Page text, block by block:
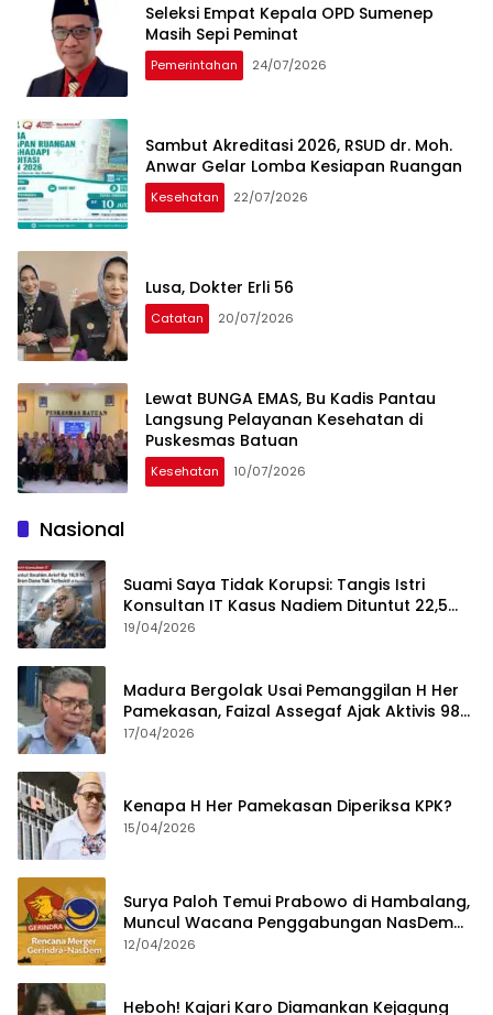
Seleksi Empat Kepala OPD Sumenep
Masih Sepi Peminat
Pemerintahan 24/07/2026
Sambut Akreditasi 2026, RSUD dr. Moh.
Anwar Gelar Lomba Kesiapan Ruangan
Kesehatan 22/07/2026
Lusa, Dokter Erli 56
Catatan 20/07/2026
Lewat BUNGA EMAS, Bu Kadis Pantau
Langsung Pelayanan Kesehatan di
Puskesmas Batuan
Kesehatan 10/07/2026
Nasional
Suami Saya Tidak Korupsi: Tangis Istri
Konsultan IT Kasus Nadiem Dituntut 22,5
Tahun
19/04/2026
Madura Bergolak Usai Pemanggilan H Her
Pamekasan, Faizal Assegaf Ajak Aktivis 98
Bongkar Permainan KPK
17/04/2026
Kenapa H Her Pamekasan Diperiksa KPK?
15/04/2026
Surya Paloh Temui Prabowo di Hambalang,
Muncul Wacana Penggabungan NasDem
dan Gerindra
12/04/2026
Heboh! Kajari Karo Diamankan Kejagung